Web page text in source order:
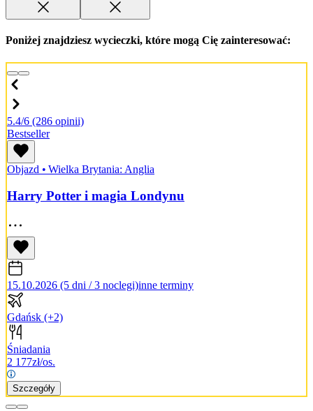
Poniżej znajdziesz wycieczki, które mogą Cię zainteresować:
5.4/6 (286 opinii)
Bestseller
Objazd • Wielka Brytania: Anglia
Harry Potter i magia Londynu
15.10.2026 (5 dni / 3 noclegi)inne terminy
Gdańsk (+2)
Śniadania
2 177zł/os.
Szczegóły